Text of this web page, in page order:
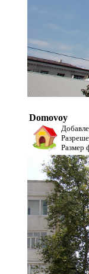
Domovoy
Размер